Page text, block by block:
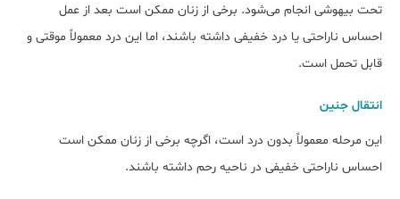
تحت بی‎هوشی انجام می‌شود. برخی از زنان ممکن است بعد از عمل
احساس ناراحتی یا درد خفیفی داشته باشند، اما این درد معمولاً موقتی و
قابل تحمل است.
انتقال جنین
این مرحله معمولاً بدون درد است، اگرچه برخی از زنان ممکن است
احساس ناراحتی خفیفی در ناحیه رحم داشته باشند.